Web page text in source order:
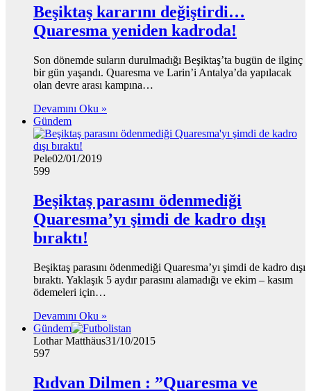
Beşiktaş kararını değiştirdi…
Quaresma yeniden kadroda!
Son dönemde suların durulmadığı Beşiktaş’ta bugün de ilginç
bir gün yaşandı. Quaresma ve Larin’i Antalya’da yapılacak
olan devre arası kampına…
Devamını Oku »
Gündem
Pele02/01/2019
599
Beşiktaş parasını ödenmediği
Quaresma’yı şimdi de kadro dışı
bıraktı!
Beşiktaş parasını ödenmediği Quaresma’yı şimdi de kadro dışı
bıraktı. Yaklaşık 5 aydır parasını alamadığı ve ekim – kasım
ödemeleri için…
Devamını Oku »
Gündem
Lothar Matthäus31/10/2015
597
Rıdvan Dilmen : ”Quaresma ve